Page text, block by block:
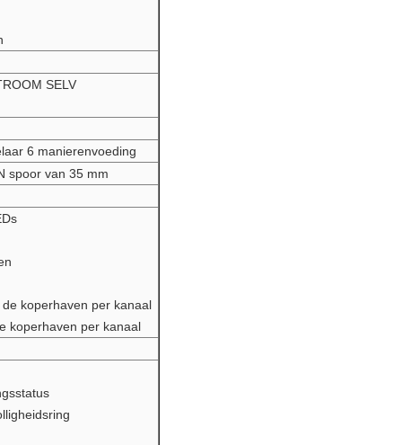
SELV
6 manierenvoeding
spoor van 35 mm
koperhaven per kanaal
koperhaven per kanaal